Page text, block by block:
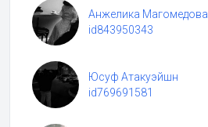
Анжелика Магомедова
id843950343
Юсуф Атакуэйшн
id769691581